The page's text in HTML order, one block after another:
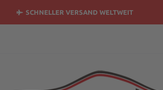
Zur Hauptnavigation springen
SCHNELLER VERSAND WELTWEIT